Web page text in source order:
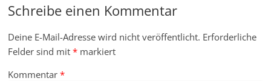
Schreibe einen Kommentar
Deine E-Mail-Adresse wird nicht veröffentlicht. Erforderliche
Felder sind mit* markiert
Kommentar*